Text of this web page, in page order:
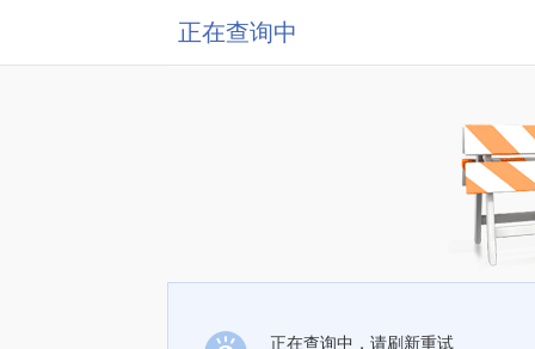
正在查询中
正在查询中，请刷新重试